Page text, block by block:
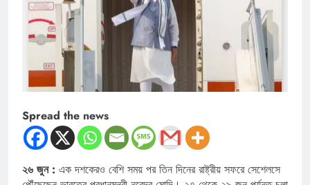
Spread the news
২৬ জুন : এক দশকেরও বেশি সময় পর তিন দিনের রাষ্ট্রীয় সফরে সেশেলসে